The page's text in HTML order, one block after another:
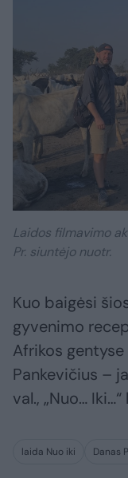
Laidos filmavimo
Pr. siuntėjo nuotr.
Kuo baigėsi
gyvenimo
Afrikos
Pankevičius –
val., „Nuo…
laida Nuo iki Danas